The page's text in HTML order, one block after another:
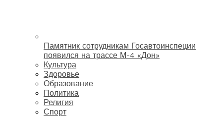
Памятник сотрудникам Госавтоинспеции
появился на трассе М-4 «Дон»
Культура
Здоровье
Образование
Политика
Религия
Спорт